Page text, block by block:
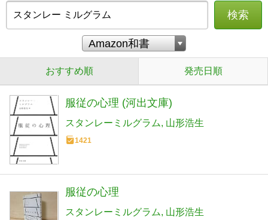
検索
おすすめ順 発売日順
服従の心理 (河出文庫)
スタンレーミルグラム 山形浩生
1421
服従の心理
スタンレーミルグラム 山形浩生